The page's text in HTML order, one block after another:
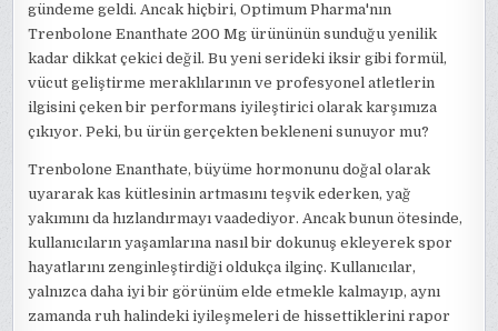
gündeme geldi. Ancak hiçbiri, Optimum Pharma'nın
Trenbolone Enanthate 200 Mg ürününün sunduğu yenilik
kadar dikkat çekici değil. Bu yeni serideki iksir gibi formül,
vücut geliştirme meraklılarının ve profesyonel atletlerin
ilgisini çeken bir performans iyileştirici olarak karşımıza
çıkıyor. Peki, bu ürün gerçekten bekleneni sunuyor mu?
Trenbolone Enanthate, büyüme hormonunu doğal olarak
uyararak kas kütlesinin artmasını teşvik ederken, yağ
yakımını da hızlandırmayı vaadediyor. Ancak bunun ötesinde,
kullanıcıların yaşamlarına nasıl bir dokunuş ekleyerek spor
hayatlarını zenginleştirdiği oldukça ilginç. Kullanıcılar,
yalnızca daha iyi bir görünüm elde etmekle kalmayıp, aynı
zamanda ruh halindeki iyileşmeleri de hissettiklerini rapor